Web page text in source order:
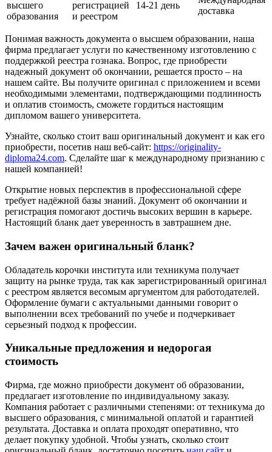
высшего
образования
регистрацией
и реестром
14-21 день
доставка
Понимая важность документа о высшем образовании, наша
фирма предлагает услуги по качественному изготовлению с
поддержкой реестра гознака. Вопрос, где приобрести
надежный документ об окончании, решается просто – на
нашем сайте. Вы получите оригинал с приложением и всеми
необходимыми элементами, подтверждающими подлинность
и оплатив стоимость, сможете гордиться настоящим
дипломом вашего университета.
Узнайте, сколько стоит ваш оригинальный документ и как его
приобрести, посетив наш веб-сайт: https://originality-
diploma24.com. Сделайте шаг к международному признанию с
нашей компанией!
Открытие новых перспектив в профессиональной сфере
требует надёжной базы знаний. Документ об окончании и
регистрация помогают достичь высоких вершин в карьере.
Настоящий бланк дает уверенность в завтрашнем дне.
Зачем важен оригинальный бланк?
Обладатель корочки института или техникума получает
защиту на рынке труда, так как зарегистрированный оригинал
с реестром является весомым аргументом для работодателей.
Оформление бумаги с актуальными данными говорит о
выполнении всех требований по учебе и подчеркивает
серьезный подход к профессии.
Уникальные предложения и недорогая
стоимость
Фирма, где можно приобрести документ об образовании,
предлагает изготовление по индивидуальному заказу.
Компания работает с различными степенями: от техникума до
высшего образования, с минимальной оплатой и гарантией
результата. Доставка и оплата проходят оперативно, что
делает покупку удобной. Чтобы узнать, сколько стоит